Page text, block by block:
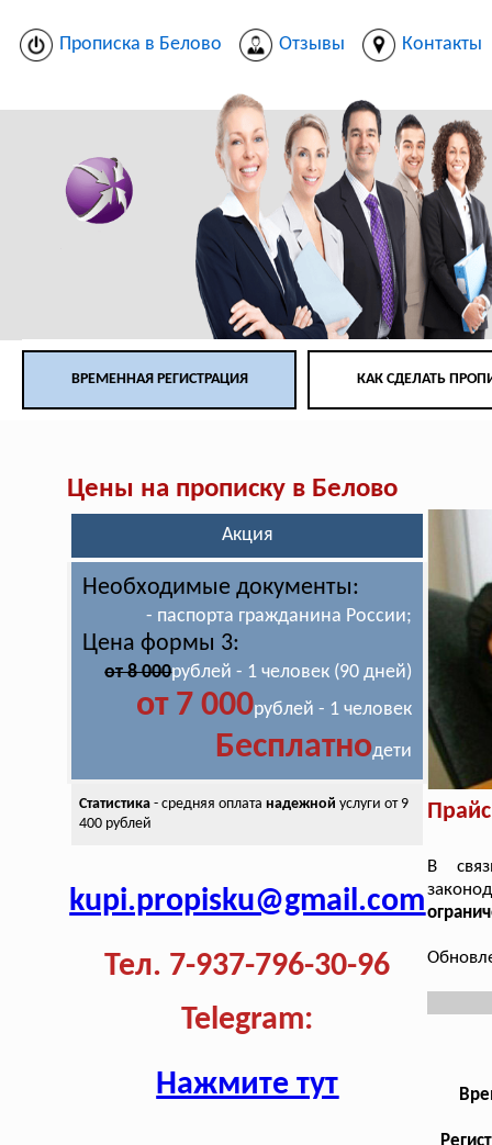
Прописка в Белово Отзывы Контакты
ВРЕМЕННАЯ РЕГИСТРАЦИЯ КАК СДЕЛАТЬ
Цены на прописку в Белово
Акция
Необходимые документы:
- паспорта гражданина России;
Цена формы 3:
от 8 000рублей - 1 человек (90 дней)
от 7 000рублей - 1 человек
Бесплатнодети
Статистика- средняя оплата надежной услуги от 9
400 рублей
kupi.propisku@gmail.com
Тел. 7-937-796-30-96
Telegram:
Нажмите тут
В